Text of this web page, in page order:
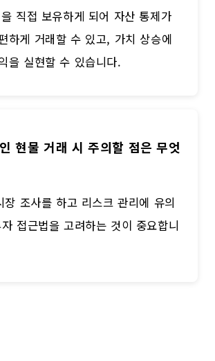
직접 보유하게 되어 자산 통제가
하게 거래할 수 있고, 가치 상승에
을 실현할 수 있습니다.
현물 거래 시 주의할 점은 무엇
조사를 하고 리스크 관리에 유의
접근법을 고려하는 것이 중요합니